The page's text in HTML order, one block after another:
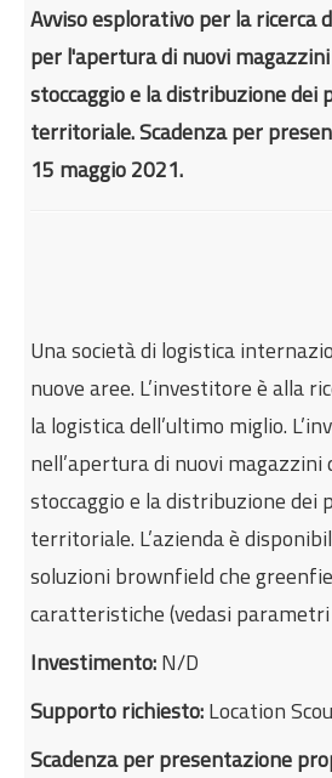
Modulistica
Come fare per
Attrazione degli investimenti
Incentivi e agevolazioni
Internazionalizzazione
Home
Attrazione degli investimenti
Ricognizione aree ad uso
Avviso esplorativo per la ricerca
per l'apertura di nuovi
stoccaggio e la distribuzione dei
territoriale. Scadenza per
15 maggio 2021.
Una società di logistica
nuove aree. L’investitore è alla
la logistica dell’ultimo miglio.
nell’apertura di nuovi
stoccaggio e la distribuzione dei
territoriale. L’azienda è
soluzioni brownfield che
caratteristiche (vedasi parametri
Investimento:N/D
Supporto richiesto:Location
Scadenza per presentazione